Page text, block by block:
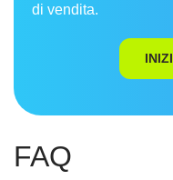
di vendita.
FAQ